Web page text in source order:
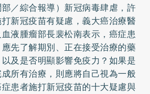
部／綜合報導）新冠病毒肆虐，許
新冠疫苗有疑慮，義大癌治療醫
液腫瘤部長裴松南表示，癌症患
先了解期別、正在接受治療的藥
及是否明顯影響免疫力？如果是
所有治療，則應將自己視為一般
患者施打新冠疫苗的十大疑慮與